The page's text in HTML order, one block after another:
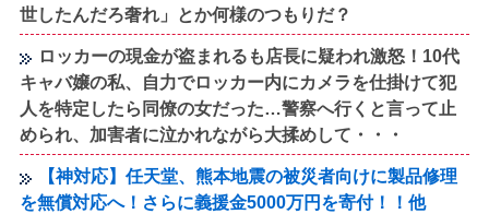
世したんだろ奢れ」とか何様のつもりだ？
ロッカーの現金が盗まれるも店長に疑われ激怒！10代
キャバ嬢の私、自力でロッカー内にカメラを仕掛けて犯
人を特定したら同僚の女だった…警察へ行くと言って止
められ、加害者に泣かれながら大揉めして・・・
【神対応】任天堂、熊本地震の被災者向けに製品修理
を無償対応へ！さらに義援金5000万円を寄付！！他